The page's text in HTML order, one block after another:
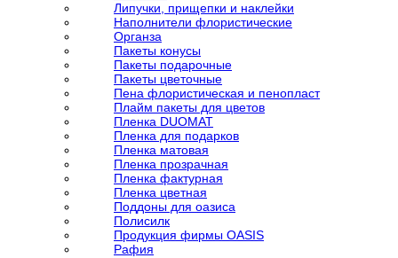
Липучки, прищепки и наклейки
Наполнители флористические
Органза
Пакеты конусы
Пакеты подарочные
Пакеты цветочные
Пена флористическая и пенопласт
Плайм пакеты для цветов
Пленка DUOMAT
Пленка для подарков
Пленка матовая
Пленка прозрачная
Пленка фактурная
Пленка цветная
Поддоны для оазиса
Полисилк
Продукция фирмы OASIS
Рафия